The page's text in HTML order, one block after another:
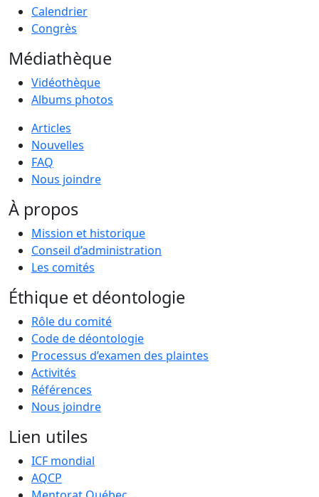
Calendrier
Congrès
Médiathèque
Vidéothèque
Albums photos
Articles
Nouvelles
FAQ
Nous joindre
À propos
Mission et historique
Conseil d’administration
Les comités
Éthique et déontologie
Rôle du comité
Code de déontologie
Processus d’examen des plaintes
Activités
Références
Nous joindre
Lien utiles
ICF mondial
AQCP